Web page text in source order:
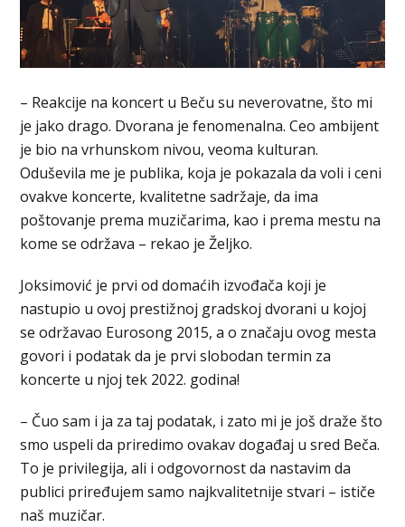
– Reakcije na koncert u Beču su neverovatne, što mi
je jako drago. Dvorana je fenomenalna. Ceo ambijent
je bio na vrhunskom nivou, veoma kulturan.
Oduševila me je publika, koja je pokazala da voli i ceni
ovakve koncerte, kvalitetne sadržaje, da ima
poštovanje prema muzičarima, kao i prema mestu na
kome se održava – rekao je Željko.
Joksimović je prvi od domaćih izvođača koji je
nastupio u ovoj prestižnoj gradskoj dvorani u kojoj
se održavao Eurosong 2015, a o značaju ovog mesta
govori i podatak da je prvi slobodan termin za
koncerte u njoj tek 2022. godina!
– Čuo sam i ja za taj podatak, i zato mi je još draže što
smo uspeli da priredimo ovakav događaj u sred Beča.
To je privilegija, ali i odgovornost da nastavim da
publici priređujem samo najkvalitetnije stvari – ističe
naš muzičar.